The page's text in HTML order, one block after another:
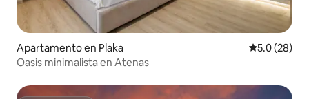
Apartamento en Plaka Calificación
5.0 (28)
Oasis minimalista en Atenas